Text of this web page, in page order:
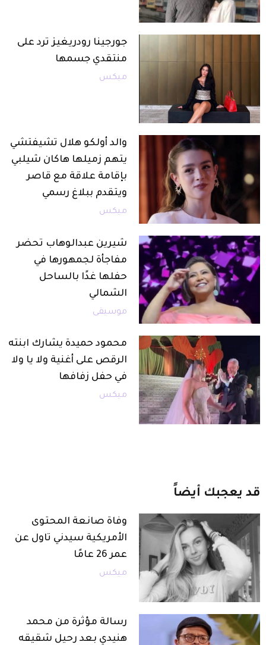
جورجينا رودريغيز ترد على
منتقدي جسمها
ميكس
والد أولكو هلال تشيفتشي
يتهم زميلها هاكان شيلبي
بإقامة علاقة مع قاصر
ويتقدم ببلاغ رسمي
ميكس
شيرين عبدالوهاب تحضر
مفاجأة لجمهورها في
حفلها غدًا بالساحل
الشمالي
موسيقى
محمود حميدة يشارك ابنته
الرقص على أغنية ولا يا ولا
في حفل زفافها
ميكس
قد يعجبك أيضاً
وفاة صانعة المحتوى
الأمريكية سيدني تاول عن
عمر 26 عامًا
ميكس
رسالة مؤثرة من محمد
هنيدي بعد رحيل شقيقه